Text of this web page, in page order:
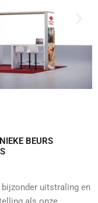
BEURS
uitstraling en